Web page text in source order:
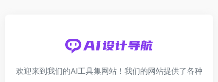
欢迎来到我们的AI工具集网站！我们的网站提供了各种